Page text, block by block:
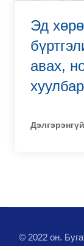
Эд
авах,
Дэлгэрэнгүй
© 2022 он.